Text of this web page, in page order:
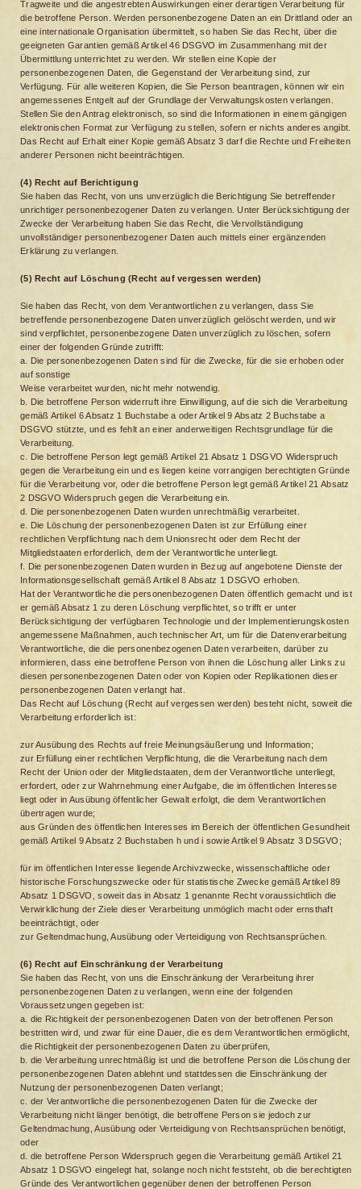
Tragweite und die angestrebten Auswirkungen einer derartigen Verarbeitung für
die betroffene Person. Werden personenbezogene Daten an ein Drittland oder an
eine internationale Organisation übermittelt, so haben Sie das Recht, über die
geeigneten Garantien gemäß Artikel 46 DSGVO im Zusammenhang mit der
Übermittlung unterrichtet zu werden. Wir stellen eine Kopie der
personenbezogenen Daten, die Gegenstand der Verarbeitung sind, zur
Verfügung. Für alle weiteren Kopien, die Sie Person beantragen, können wir ein
angemessenes Entgelt auf der Grundlage der Verwaltungskosten verlangen.
Stellen Sie den Antrag elektronisch, so sind die Informationen in einem gängigen
elektronischen Format zur Verfügung zu stellen, sofern er nichts anderes angibt.
Das Recht auf Erhalt einer Kopie gemäß Absatz 3 darf die Rechte und Freiheiten
anderer Personen nicht beeinträchtigen.
(4) Recht auf Berichtigung
Sie haben das Recht, von uns unverzüglich die Berichtigung Sie betreffender
unrichtiger personenbezogener Daten zu verlangen. Unter Berücksichtigung der
Zwecke der Verarbeitung haben Sie das Recht, die Vervollständigung
unvollständiger personenbezogener Daten auch mittels einer ergänzenden
Erklärung zu verlangen.
(5) Recht auf Löschung (Recht auf vergessen werden)
Sie haben das Recht, von dem Verantwortlichen zu verlangen, dass Sie
betreffende personenbezogene Daten unverzüglich gelöscht werden, und wir
sind verpflichtet, personenbezogene Daten unverzüglich zu löschen, sofern
einer der folgenden Gründe zutrifft:
a. Die personenbezogenen Daten sind für die Zwecke, für die sie erhoben oder
auf sonstige
Weise verarbeitet wurden, nicht mehr notwendig.
b. Die betroffene Person widerruft ihre Einwilligung, auf die sich die Verarbeitung
gemäß Artikel 6 Absatz 1 Buchstabe a oder Artikel 9 Absatz 2 Buchstabe a
DSGVO stützte, und es fehlt an einer anderweitigen Rechtsgrundlage für die
Verarbeitung.
c. Die betroffene Person legt gemäß Artikel 21 Absatz 1 DSGVO Widerspruch
gegen die Verarbeitung ein und es liegen keine vorrangigen berechtigten Gründe
für die Verarbeitung vor, oder die betroffene Person legt gemäß Artikel 21 Absatz
2 DSGVO Widerspruch gegen die Verarbeitung ein.
d. Die personenbezogenen Daten wurden unrechtmäßig verarbeitet.
e. Die Löschung der personenbezogenen Daten ist zur Erfüllung einer
rechtlichen Verpflichtung nach dem Unionsrecht oder dem Recht der
Mitgliedstaaten erforderlich, dem der Verantwortliche unterliegt.
f. Die personenbezogenen Daten wurden in Bezug auf angebotene Dienste der
Informationsgesellschaft gemäß Artikel 8 Absatz 1 DSGVO erhoben.
Hat der Verantwortliche die personenbezogenen Daten öffentlich gemacht und ist
er gemäß Absatz 1 zu deren Löschung verpflichtet, so trifft er unter
Berücksichtigung der verfügbaren Technologie und der Implementierungskosten
angemessene Maßnahmen, auch technischer Art, um für die Datenverarbeitung
Verantwortliche, die die personenbezogenen Daten verarbeiten, darüber zu
informieren, dass eine betroffene Person von ihnen die Löschung aller Links zu
diesen personenbezogenen Daten oder von Kopien oder Replikationen dieser
personenbezogenen Daten verlangt hat.
Das Recht auf Löschung (Recht auf vergessen werden) besteht nicht, soweit die
Verarbeitung erforderlich ist:
zur Ausübung des Rechts auf freie Meinungsäußerung und Information;
zur Erfüllung einer rechtlichen Verpflichtung, die die Verarbeitung nach dem
Recht der Union oder der Mitgliedstaaten, dem der Verantwortliche unterliegt,
erfordert, oder zur Wahrnehmung einer Aufgabe, die im öffentlichen Interesse
liegt oder in Ausübung öffentlicher Gewalt erfolgt, die dem Verantwortlichen
übertragen wurde;
aus Gründen des öffentlichen Interesses im Bereich der öffentlichen Gesundheit
gemäß Artikel 9 Absatz 2 Buchstaben h und i sowie Artikel 9 Absatz 3 DSGVO;
für im öffentlichen Interesse liegende Archivzwecke, wissenschaftliche oder
historische Forschungszwecke oder für statistische Zwecke gemäß Artikel 89
Absatz 1 DSGVO, soweit das in Absatz 1 genannte Recht voraussichtlich die
Verwirklichung der Ziele dieser Verarbeitung unmöglich macht oder ernsthaft
beeinträchtigt, oder
zur Geltendmachung, Ausübung oder Verteidigung von Rechtsansprüchen.
(6) Recht auf Einschränkung der Verarbeitung
Sie haben das Recht, von uns die Einschränkung der Verarbeitung ihrer
personenbezogenen Daten zu verlangen, wenn eine der folgenden
Voraussetzungen gegeben ist:
a. die Richtigkeit der personenbezogenen Daten von der betroffenen Person
bestritten wird, und zwar für eine Dauer, die es dem Verantwortlichen ermöglicht,
die Richtigkeit der personenbezogenen Daten zu überprüfen,
b. die Verarbeitung unrechtmäßig ist und die betroffene Person die Löschung der
personenbezogenen Daten ablehnt und stattdessen die Einschränkung der
Nutzung der personenbezogenen Daten verlangt;
c. der Verantwortliche die personenbezogenen Daten für die Zwecke der
Verarbeitung nicht länger benötigt, die betroffene Person sie jedoch zur
Geltendmachung, Ausübung oder Verteidigung von Rechtsansprüchen benötigt,
oder
d. die betroffene Person Widerspruch gegen die Verarbeitung gemäß Artikel 21
Absatz 1 DSGVO eingelegt hat, solange noch nicht feststeht, ob die berechtigten
Gründe des Verantwortlichen gegenüber denen der betroffenen Person